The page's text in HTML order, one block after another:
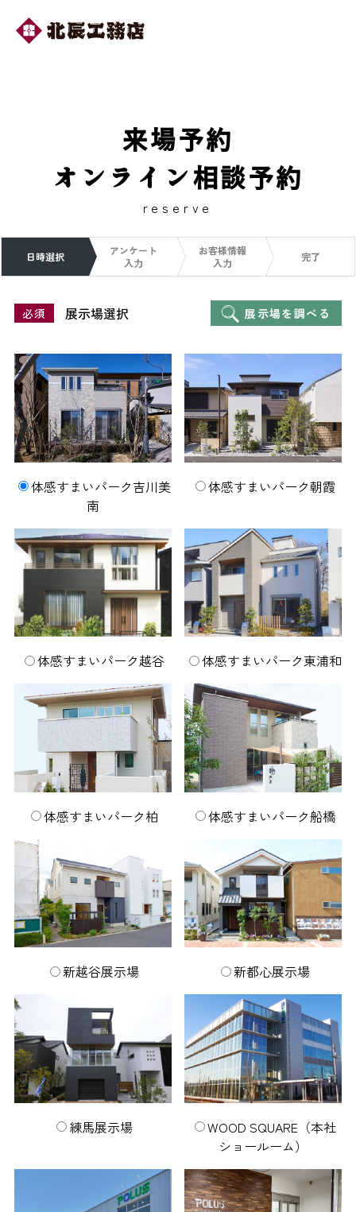
来場予約
オンライン相談予約
reserve
日時選択
アンケート
入力
お客様情報
入力
完了
展示場選択
必須 展示場を調べる
体感すまいパーク吉川美
南
体感すまいパーク朝霞
体感すまいパーク越谷 体感すまいパーク東浦和
体感すまいパーク柏 体感すまいパーク船橋
新越谷展示場 新都心展示場
練馬展示場 WOOD SQUARE（本社
ショールーム）